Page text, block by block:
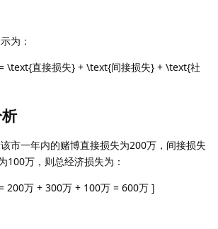
为：
\text{直接损失} + \text{间接损失} + \text{社
市一年内的赌博直接损失为200万，间接损失
100万，则总经济损失为：
200万 + 300万 + 100万 = 600万 ]